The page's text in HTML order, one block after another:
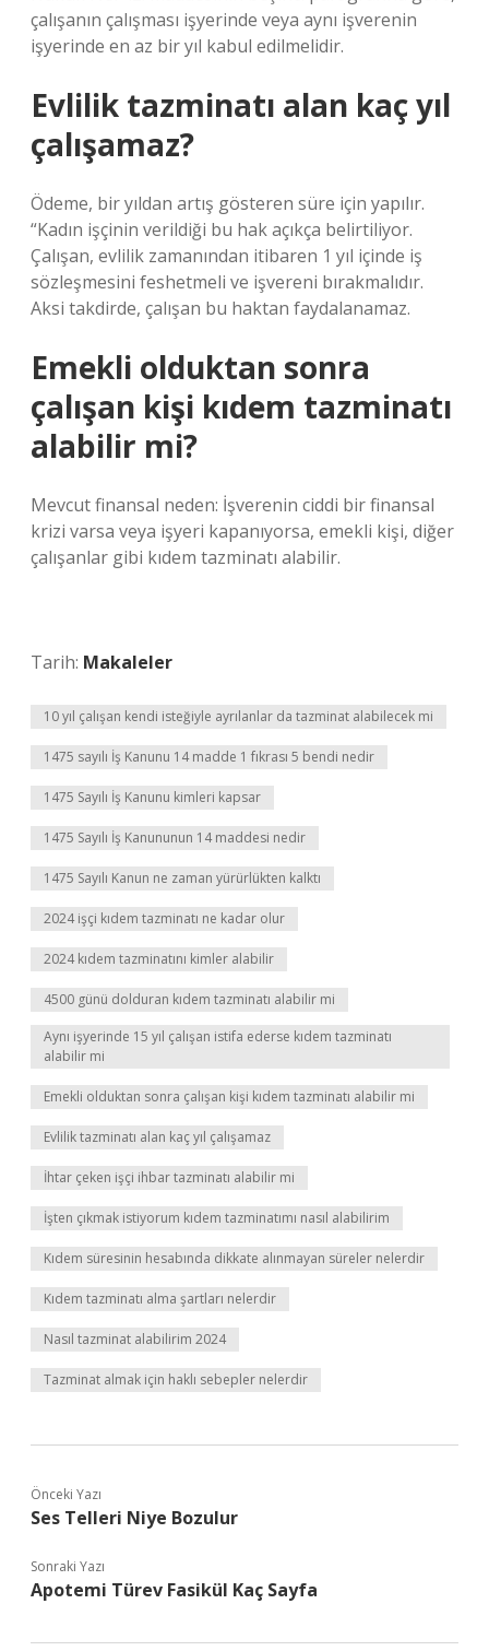
çalışanın çalışması işyerinde veya aynı işverenin
işyerinde en az bir yıl kabul edilmelidir.
Evlilik tazminatı alan kaç yıl
çalışamaz?
Ödeme, bir yıldan artış gösteren süre için yapılır.
“Kadın işçinin verildiği bu hak açıkça belirtiliyor.
Çalışan, evlilik zamanından itibaren 1 yıl içinde iş
sözleşmesini feshetmeli ve işvereni bırakmalıdır.
Aksi takdirde, çalışan bu haktan faydalanamaz.
Emekli olduktan sonra
çalışan kişi kıdem tazminatı
alabilir mi?
Mevcut finansal neden: İşverenin ciddi bir finansal
krizi varsa veya işyeri kapanıyorsa, emekli kişi, diğer
çalışanlar gibi kıdem tazminatı alabilir.
Tarih: Makaleler
10 yıl çalışan kendi isteğiyle ayrılanlar da tazminat alabilecek mi
1475 sayılı İş Kanunu 14 madde 1 fıkrası 5 bendi nedir
1475 Sayılı İş Kanunu kimleri kapsar
1475 Sayılı İş Kanununun 14 maddesi nedir
1475 Sayılı Kanun ne zaman yürürlükten kalktı
2024 işçi kıdem tazminatı ne kadar olur
2024 kıdem tazminatını kimler alabilir
4500 günü dolduran kıdem tazminatı alabilir mi
Aynı işyerinde 15 yıl çalışan istifa ederse kıdem tazminatı
alabilir mi
Emekli olduktan sonra çalışan kişi kıdem tazminatı alabilir mi
Evlilik tazminatı alan kaç yıl çalışamaz
İhtar çeken işçi ihbar tazminatı alabilir mi
İşten çıkmak istiyorum kıdem tazminatımı nasıl alabilirim
Kıdem süresinin hesabında dikkate alınmayan süreler nelerdir
Kıdem tazminatı alma şartları nelerdir
Nasıl tazminat alabilirim 2024
Tazminat almak için haklı sebepler nelerdir
Önceki Yazı
Ses Telleri Niye Bozulur
Sonraki Yazı
Apotemi Türev Fasikül Kaç Sayfa